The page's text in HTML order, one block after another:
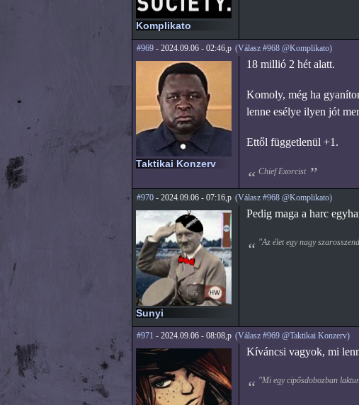
Komplikato
#969- 2024.09.06 - 02:46,p (Válasz #968 @Komplikato)
Taktikai Konzerv
18 millió 2 hét alatt.
Komoly, még ha
lenne esélye ilyen jót
Ettől függetlenül +1.
Chief Exorcist
#970- 2024.09.06 - 07:16,p (Válasz #968 @Komplikato)
Sunyi
Pedig maga a harc
"Az élet egy nagy
#971 - 2024.09.06 - 08:08,p (Válasz #969 @Taktikai Konzerv)
Kíváncsi vagyok, mi
"Mi egy cipősdobozban